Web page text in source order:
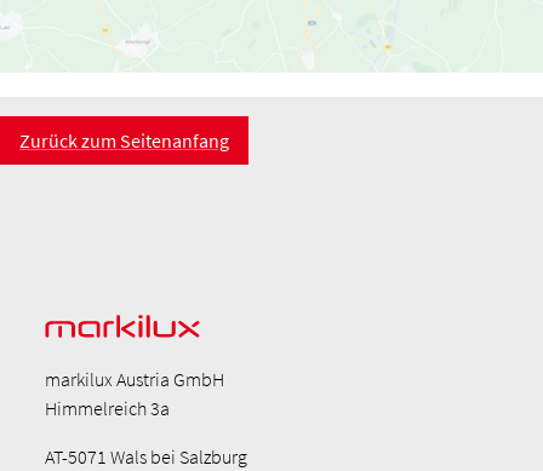
Zurück zum Seitenanfang
markilux Austria GmbH
Himmelreich 3a
AT-5071 Wals bei Salzburg